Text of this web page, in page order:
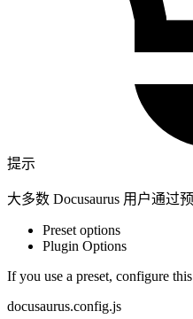
提示
大多数 Docusaurus 用户通过
Preset options
Plugin Options
If you use a preset, configure
docusaurus.config.js